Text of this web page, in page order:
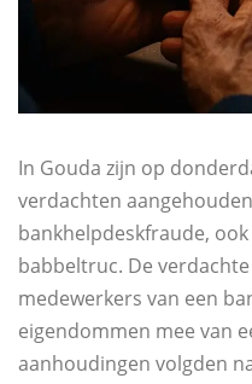
In Gouda zijn op
verdachten
bankhelpdeskfraude,
babbeltruc. De
medewerkers van een
eigendommen mee van
aanhoudingen volgden